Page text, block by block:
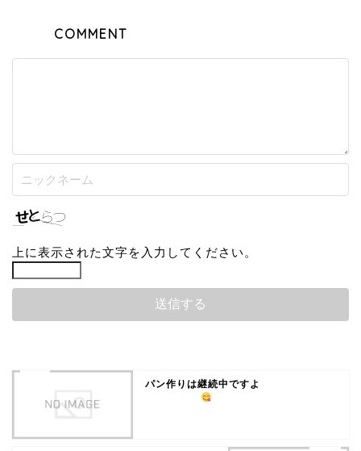
COMMENT
上に表示された文字を入力してください。
パン作りは継続中ですよ